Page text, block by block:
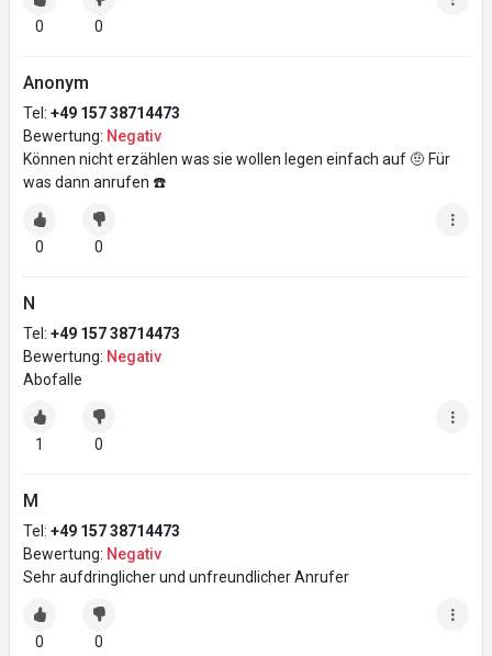
0 0
Anonym
Tel: +49 157 38714473
Bewertung: Negativ
Können nicht erzählen was sie wollen legen einfach auf 🤨 Für
was dann anrufen ☎️
0 0
N
Tel: +49 157 38714473
Bewertung: Negativ
Abofalle
1 0
M
Tel: +49 157 38714473
Bewertung: Negativ
Sehr aufdringlicher und unfreundlicher Anrufer
0 0